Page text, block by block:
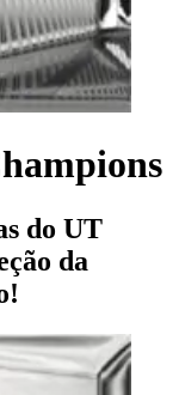
do UT
da